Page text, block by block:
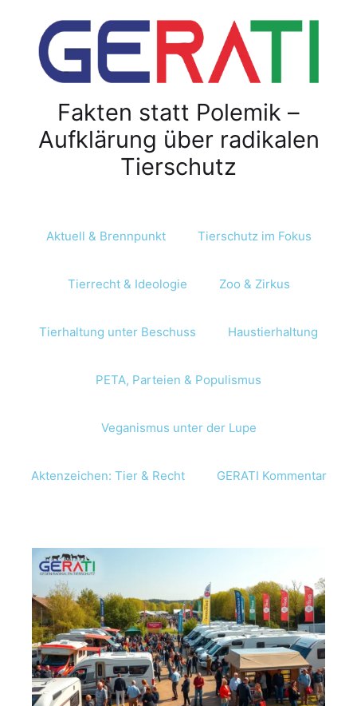
Fakten statt Polemik –
Aufklärung über radikalen
Tierschutz
Aktuell & Brennpunkt Tierschutz im Fokus
Tierrecht & Ideologie Zoo & Zirkus
Tierhaltung unter Beschuss Haustierhaltung
PETA, Parteien & Populismus
Veganismus unter der Lupe
Aktenzeichen: Tier & Recht GERATI Kommentar